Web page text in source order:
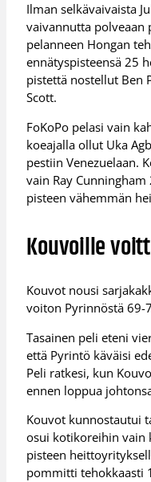
Ilman selkävaivaista
vaivannutta polveaan
pelanneen Hongan
ennätyspisteensä 25
pistettä nostellut Ben
Scott.
FoKoPo pelasi vain
koeajalla ollut Uka
pestiin Venezuelaan.
vain Ray Cunningham
pisteen vähemmän
Kouvoille
Kouvot nousi
voiton Pyrinnöstä 69-
Tasainen peli eteni
että Pyrintö käväisi
Peli ratkesi, kun
ennen loppua
Kouvot kunnostautui
osui kotikoreihin vain
pisteen
pommitti tehokkaasti